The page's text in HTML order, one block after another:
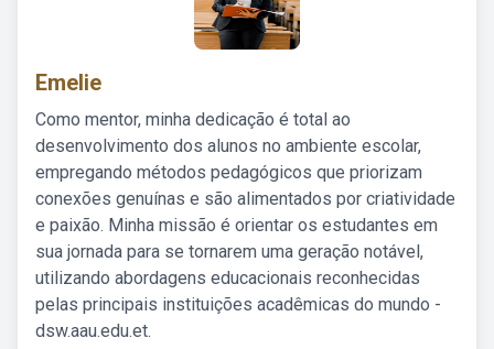
Emelie
Como mentor, minha dedicação é total ao
desenvolvimento dos alunos no ambiente escolar,
empregando métodos pedagógicos que priorizam
conexões genuínas e são alimentados por criatividade
e paixão. Minha missão é orientar os estudantes em
sua jornada para se tornarem uma geração notável,
utilizando abordagens educacionais reconhecidas
pelas principais instituições acadêmicas do mundo -
dsw.aau.edu.et.